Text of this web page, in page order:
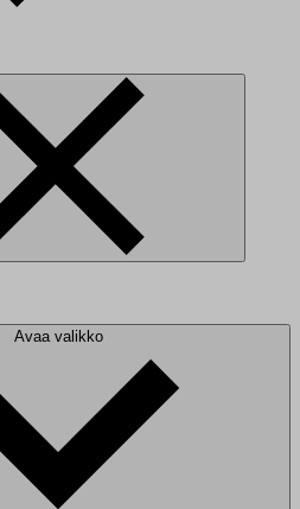
Avaa valikko